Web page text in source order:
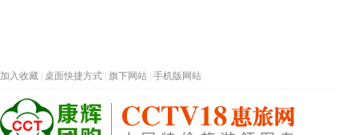
加入收藏 桌面快捷方式 旗下网站 手机版网站